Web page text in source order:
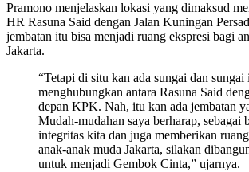
Pramono menjelaskan lokasi yang dimaksud
HR Rasuna Said dengan Jalan Kuningan
jembatan itu bisa menjadi ruang ekspresi bagi
Jakarta.
“Tetapi di situ kan ada sungai dan sungai
menghubungkan antara Rasuna Said
depan KPK. Nah, itu kan ada jembatan
Mudah-mudahan saya berharap, sebagai
integritas kita dan juga memberikan
anak-anak muda Jakarta, silakan
untuk menjadi Gembok Cinta,” ujarnya.